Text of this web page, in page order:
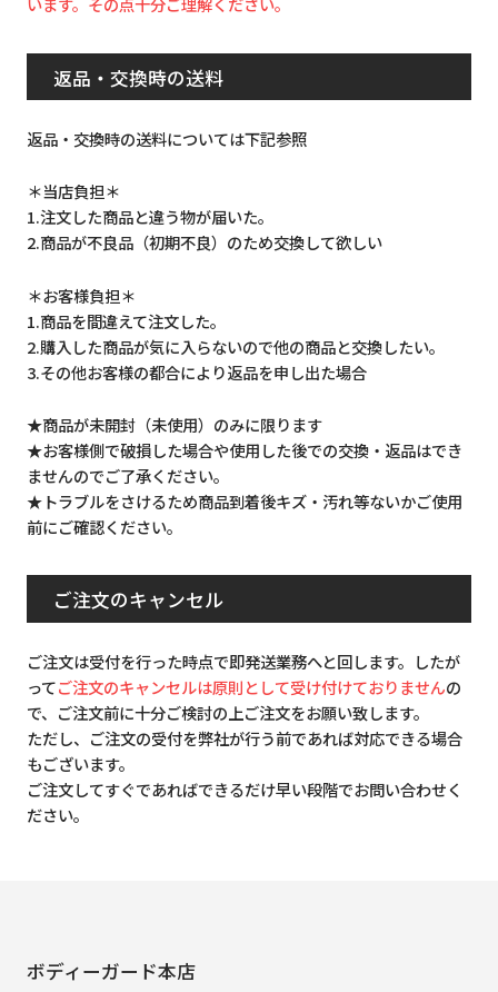
返品・交換時の送料
返品・交換時の送料については下記参照
＊当店負担＊
1.注文した商品と違う物が届いた。
2.商品が不良品（初期不良）のため交換して欲しい
＊お客様負担＊
1.商品を間違えて注文した。
2.購入した商品が気に入らないので他の商品と交換したい。
3.その他お客様の都合により返品を申し出た場合
★商品が未開封（未使用）のみに限ります
★お客様側で破損した場合や使用した後での交換・返品はでき
ませんのでご了承ください。
★トラブルをさけるため商品到着後キズ・汚れ等ないかご使用
前にご確認ください。
ご注文のキャンセル
ご注文は受付を行った時点で即発送業務へと回します。したが
ってご注文のキャンセルは原則として受け付けておりませんの
で、ご注文前に十分ご検討の上ご注文をお願い致します。
ただし、ご注文の受付を弊社が行う前であれば対応できる場合
もございます。
ご注文してすぐであればできるだけ早い段階でお問い合わせく
ださい。
ボディーガード本店